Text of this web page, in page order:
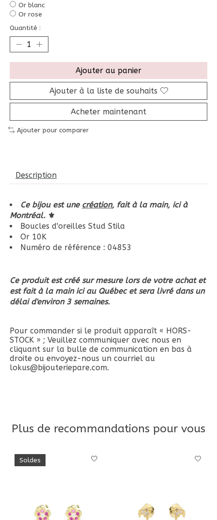
Or blanc
Or rose
Quantité :
Ajouter au panier
Ajouter à la liste de souhaits
Acheter maintenant
Ajouter pour comparer
Description
Ce bijou est une création, fait à la main, ici à
Montréal. ⚜
Boucles d'oreilles Stud Stila
Or 10K
Numéro de référence : 04853
Ce produit est créé sur mesure lors de votre achat et
est fait à la main ici au Québec et sera livré dans un
délai d'environ 3 semaines.
Pour commander si le produit apparaît « HORS-
STOCK » ; Veuillez communiquer avec nous en
cliquant sur la bulle de communication en bas à
droite ou envoyez-nous un courriel au
lokus@bijouteriepare.com.
Plus de recommandations pour vous
Articles du carrousel de produits
Soldes